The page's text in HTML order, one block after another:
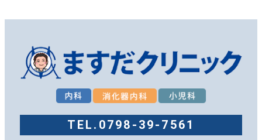
TEL. 0798-39-7561